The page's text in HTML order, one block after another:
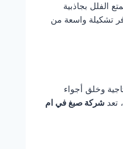
الفلل بجاذبية
تشكيلة واسعة من
وخلق أجواء
تعد شركة صبغ في ام